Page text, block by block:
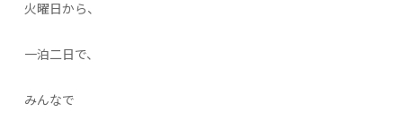
火曜日から、
一泊二日で、
みんなで